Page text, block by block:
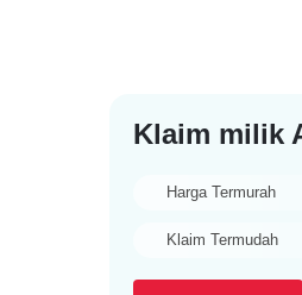
Klaim milik
Harga Termurah
Klaim Termudah